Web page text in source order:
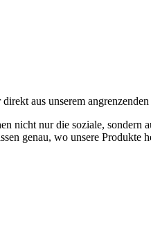
direkt aus unserem
nicht nur die soziale, sondern
genau, wo unsere Produkte